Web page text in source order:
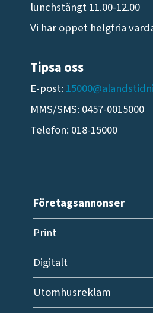
lunchstängt 11.00-12.00
Vi har öppet helgfria
Tipsa oss
E-post:
MMS/SMS: 0457-0015000
Telefon: 018-15000
Företagsannonser
Print
Digitalt
Utomhusreklam